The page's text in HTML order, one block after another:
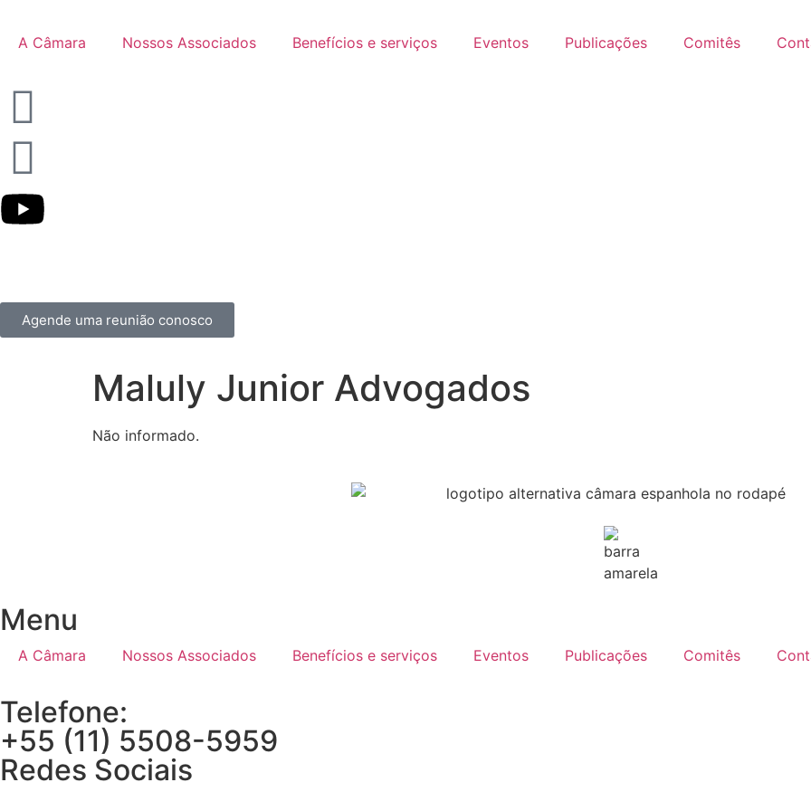
A Câmara Nossos Associados Benefícios e serviços Eventos Publicações Comitês
Agende uma reunião conosco
Maluly Junior Advogados
Não informado.
Menu
A Câmara Nossos Associados Benefícios e serviços Eventos Publicações Comitês
Telefone:
+55 (11) 5508-5959
Redes Sociais